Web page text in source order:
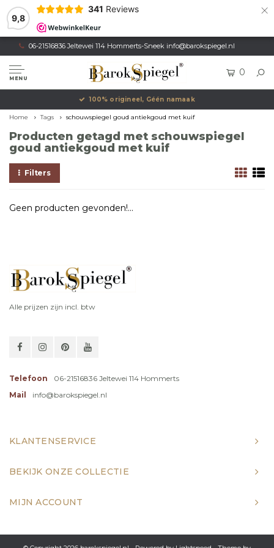
9,8
341 Reviews ×
06-21516836 Jeltewei 114 Hommerts-Sneek info@barokspiegel.nl
MENU
0
100% origineel, Géén namaak
Home Tags schouwspiegel goud antiekgoud met kuif
Producten getagd met schouwspiegel
goud antiekgoud met kuif
Filters
Geen producten gevonden!...
Alle prijzen zijn incl. btw
Telefoon
06-21516836 Jeltewei 114 Hommerts
Mail
info@barokspiegel.nl
KLANTENSERVICE
BEKIJK ONZE COLLECTIE
MIJN ACCOUNT